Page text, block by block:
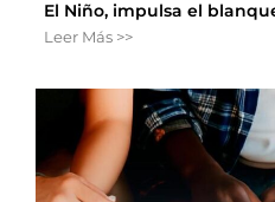
El Niño, impulsa el
Leer Más >>